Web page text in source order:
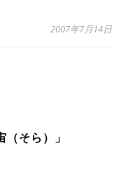
2007年7月14日
そら）」